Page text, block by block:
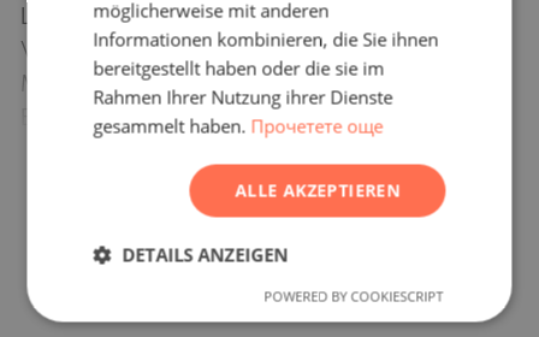
Lebensversicherungen, Kranken- und Kfz-
Versicherungen, Bau- und Reparaturarbeiten,
Möbel, Rechts- und
Buchhaltungsdienstleistungen usw. anbieten.
ROMANIAN
möglicherweise mit anderen
Informationen kombinieren, die Sie ihnen
bereitgestellt haben oder die sie im
Rahmen Ihrer Nutzung ihrer Dienste
gesammelt haben. Прочетете още
ALLE AKZEPTIEREN
DETAILS ANZEIGEN
POWERED BY COOKIESCRIPT